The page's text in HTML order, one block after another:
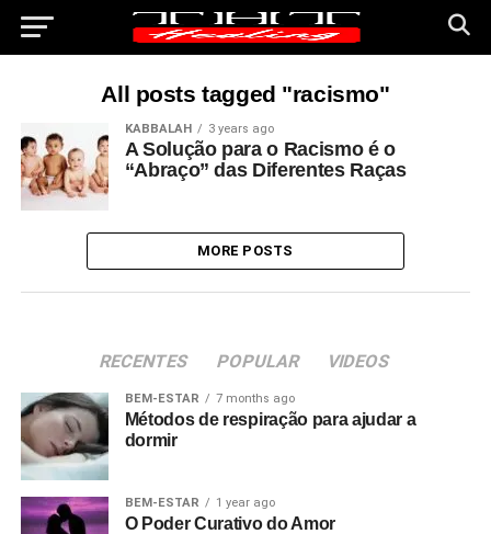
All posts tagged "racismo"
KABBALAH 3 years ago
A Solução para o Racismo é o
“Abraço” das Diferentes Raças
MORE POSTS
RECENTES POPULAR VIDEOS
BEM-ESTAR 7 months ago
Métodos de respiração para ajudar a
dormir
BEM-ESTAR 1 year ago
O Poder Curativo do Amor